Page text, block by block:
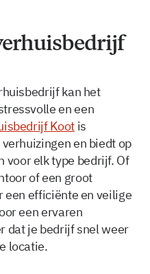
kan het
en een
Kootis
en biedt op
voor elk type bedrijf. Of
of een groot
een efficiënte en veilige
een ervaren
dat je bedrijf snel weer
locatie.